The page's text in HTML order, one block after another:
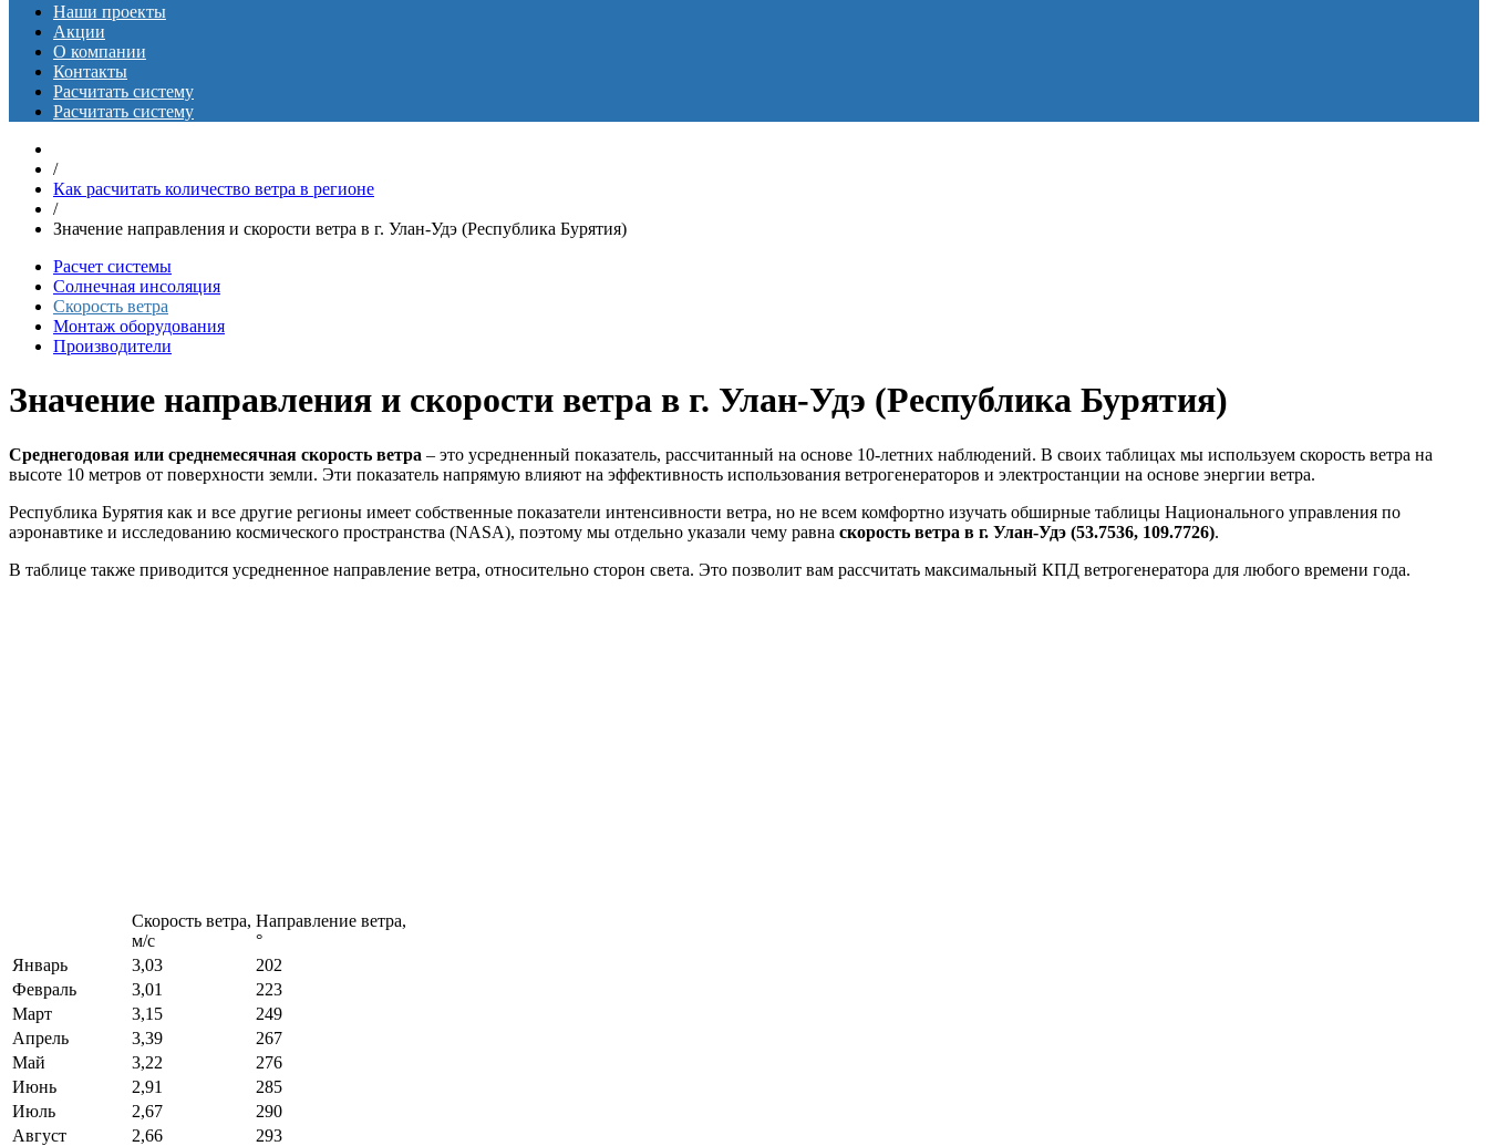
Наши проекты
Акции
О компании
Контакты
Расчитать систему
Расчитать систему
/
Как расчитать количество ветра в регионе
/
Значение направления и скорости ветра в г. Улан-Удэ (Республика Бурятия)
Расчет системы
Солнечная инсоляция
Скорость ветра
Монтаж оборудования
Производители
Значение направления и скорости ветра в г. Улан-Удэ (Республика Бурятия)
Среднегодовая или среднемесячная скорость ветра – это усредненный показатель, рассчитанный на основе 10-летних наблюдений. В своих таблицах мы используем скорость ветра на
высоте 10 метров от поверхности земли. Эти показатель напрямую влияют на эффективность использования ветрогенераторов и электростанции на основе энергии ветра.
Республика Бурятия как и все другие регионы имеет собственные показатели интенсивности ветра, но не всем комфортно изучать обширные таблицы Национального управления по
аэронавтике и исследованию космического пространства (NASA), поэтому мы отдельно указали чему равна скорость ветра в г. Улан-Удэ (53.7536, 109.7726).
В таблице также приводится усредненное направление ветра, относительно сторон света. Это позволит вам рассчитать максимальный КПД ветрогенератора для любого времени года.
Скорость ветра,
м/с
Направление ветра,
°
Январь
3,03
202
Февраль
3,01
223
Март
3,15
249
Апрель
3,39
267
Май
3,22
276
Июнь
2,91
285
Июль
2,67
290
Август
2,66
293